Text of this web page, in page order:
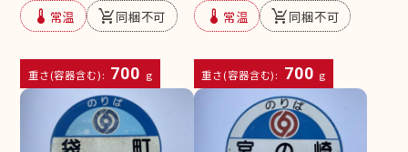
device_thermostat 常温 remove_shopping_cart同梱不可
重さ(容器含む): 700 g
device_thermostat 常温 remove_shopping_cart同梱不可
重さ(容器含む): 700 g